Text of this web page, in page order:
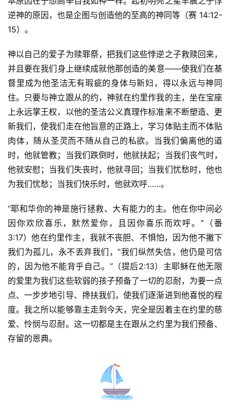
神
学
研
按
卷
查
经
热
点
回
应
关
我
们
登录 注册
逆神的原因，也是企图与创造他的至高的神同等（赛 14:12-
15）。
神以自己的爱子为赎罪祭，把我们这些悖逆之子救赎回来，
并且要在我们身上继续成就他那创造的美意——使我们在基
督里成为他圣洁无有瑕疵的身体与新妇，得以永远与神同
住。只要与神立跟从的约，神就在约里作我的主，坐在宝座
上永远掌王权，以他的圣洁公义真理作标准来不断塑造、更
新我们，使我们走在他旨意的正路上，学习体贴主而不体贴
肉体，随从圣灵而不随从自己的私欲。当我们偏离他的道
时，他就管教；当我们跌倒时，他就扶起；当我们丧气时，
他就安慰；当我们失丧时，他就寻回；当我们忧愁时，他也
为我们忧愁；当我们快乐时，他就欢呼……。
“耶和华你的神是施行拯救、大有能力的主。他在你中间必
因你欢欣喜乐，默然爱你，且因你喜乐而欢呼。”（番
3:17）他在约里作主，我就不丧胆、不惧怕，因为他不撇下
我们为孤儿，永不丢弃我们，“我们纵然失信，他仍是可信
的，因为他不能背乎自己。”（提后2:13）主耶稣在他无限
的爱里为我们这些软弱的孩子预备了一切的忍耐，为要一点
点、一步步地引导、搀扶我们，使我们逐渐进到他喜悦的程
度。我之所以能够靠主走到今天，完全是因着主在约里的慈
爱、怜悯与忍耐。这一切都是主在跟从之约里为我们预备、
存留的恩典。